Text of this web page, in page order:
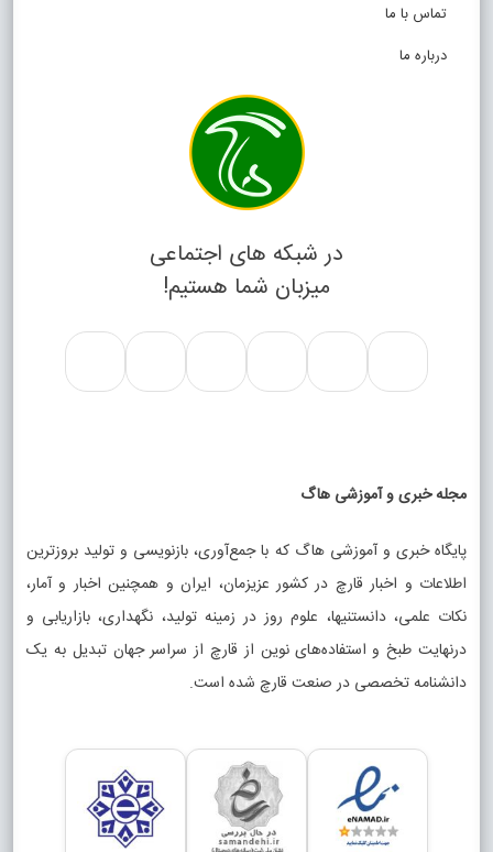
تماس با ما
درباره ما
در شبکه های اجتماعی
میزبان شما هستیم!
مجله خبری و آموزشی هاگ
پایگاه خبری و آموزشی هاگ که با جمع‌آوری، بازنویسی و تولید بروزترین
اطلاعات و اخبار قارچ در کشور عزیزمان، ایران و همچنین اخبار و آمار،
نکات علمی، دانستنیها، علوم روز در زمینه تولید، نگهداری، بازاریابی و
درنهایت طبخ و استفاده‌های نوین از قارچ از سراسر جهان تبدیل به یک
دانشنامه تخصصی در صنعت قارچ شده است.